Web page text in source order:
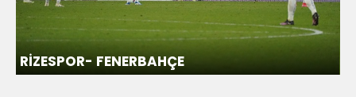
RİZESPOR- FENERBAHÇE